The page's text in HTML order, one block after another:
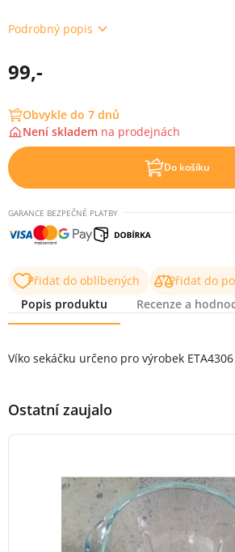
Podrobný popis
99,-
Obvykle do 7 dnů
Není skladem na prodejnách
Do košíku
GARANCE BEZPEČNÉ PLATBY
Přidat do oblíbených
Přidat do
Popis produktu
Recenze a
Víko sekáčku určeno pro výrobek ETA4306
Ostatní zaujalo